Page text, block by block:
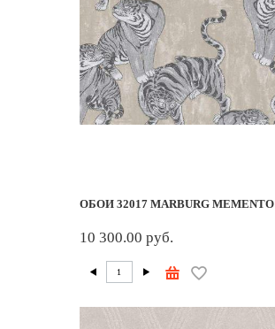
ОБОИ 32017 MARBURG MEMENTO
10 300.00 руб.